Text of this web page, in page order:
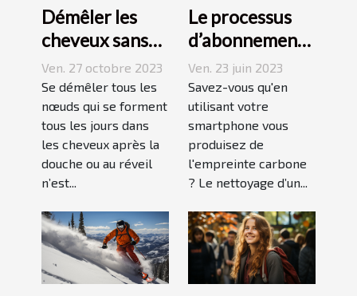
Démêler les
cheveux sans
difficulté et
sans douleur :
comment s’y
prendre ?
Ven. 27 octobre 2023
Se démêler tous les
nœuds qui se forment
tous les jours dans
les cheveux après la
douche ou au réveil
n’est...
Le processus
d’abonnement
et de réduction
de votre
empreinte
carbone avec
un forfait
mobile
Ven. 23 juin 2023
Savez-vous qu'en
utilisant votre
smartphone vous
produisez de
l'empreinte carbone
? Le nettoyage d’un...